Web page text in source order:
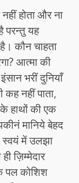
होता और ना
परन्तु यह
कौन चाहता
आत्मा की
भरीं दुनियाँ
नहीं पाता,
हाथों की एक
मानिये बेहद
स्वयं में उलझा
ज़िम्मेदार
पल कोशिश